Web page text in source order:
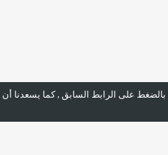
بالضغط على الرابط السابق , كما يسعدنا أن